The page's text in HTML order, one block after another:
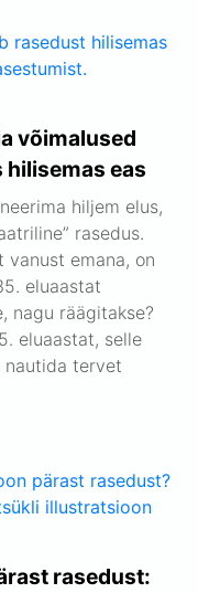
võimalused
eas
hiljem elus,
rasedus.
emana, on
eluaastat
nagu räägitakse?
eluaastat, selle
nautida tervet
rasedust: